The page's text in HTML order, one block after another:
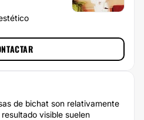
de bichat son relativamente
visible suelen